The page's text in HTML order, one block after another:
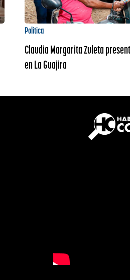
Política
Claudia Margarita Zuleta
en La Guajira